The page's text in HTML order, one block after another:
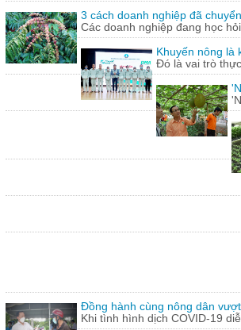
3 cách doanh nghiệp đã
Các doanh nghiệp đang học
Khuyến nông là
Đó là vai trò
Đồng hành cùng nông dân
Khi tình hình dịch COVID-19